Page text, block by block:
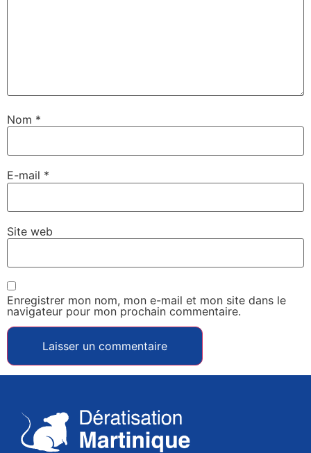
Nom *
E-mail *
Site web
Enregistrer mon nom, mon e-mail et mon site dans le
navigateur pour mon prochain commentaire.